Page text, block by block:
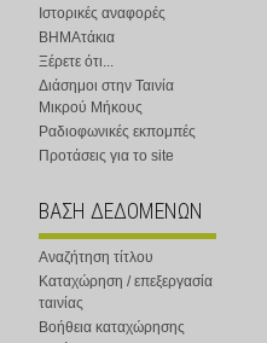
Ιστορικές αναφορές
ΒΗΜΑτάκια
Ξέρετε ότι...
Διάσημοι στην Ταινία
Μικρού Μήκους
Ραδιοφωνικές εκπομπές
Προτάσεις για το site
ΒΑΣΗ ΔΕΔΟΜΕΝΩΝ
Αναζήτηση τίτλου
Καταχώρηση / επεξεργασία
ταινίας
Βοήθεια καταχώρησης